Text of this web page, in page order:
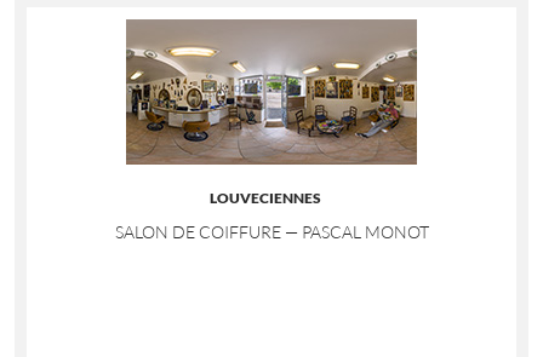
LOUVECIENNES
SALON DE COIFFURE — PASCAL MONOT